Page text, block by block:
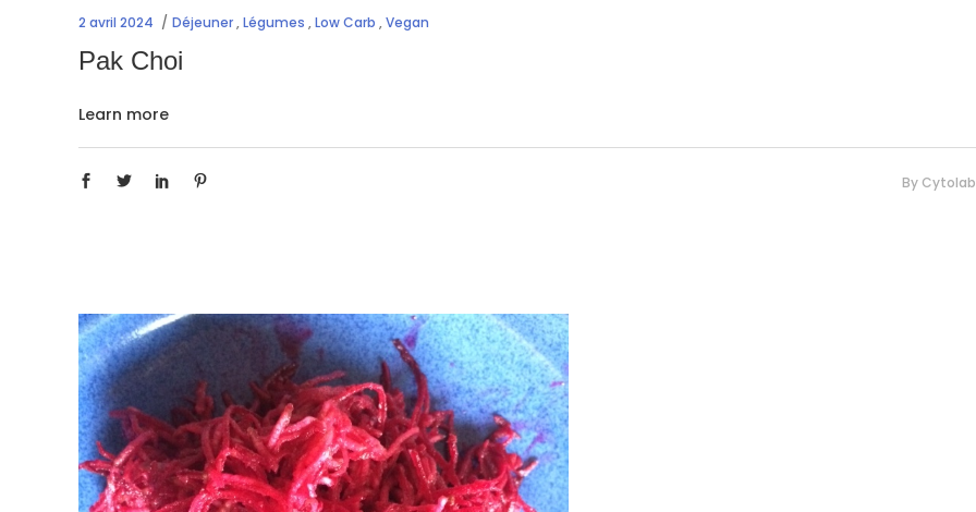
2 avril 2024 Déjeuner,Légumes ,Low Carb ,Vegan
Pak Choi
Learn more
By